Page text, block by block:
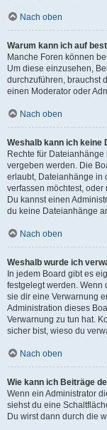
Nach oben
Warum kann ich auf
Manche Foren können
Um diese einzusehen,
durchzuführen, brauchst
einen Moderator oder
Nach oben
Weshalb kann ich keine
Rechte für
vergeben werden. Die
erlaubt, Dateianhänge in
verfassen möchtest,
Du kannst einen
du keine Dateianhänge
Nach oben
Weshalb wurde ich
In jedem Board gibt es
festgelegt werden. Wenn
sie dir eine Verwarnung
Administration dieses
Verwarnung zu tun hat.
sicher bist, wieso du
Nach oben
Wie kann ich Beiträge
Wenn ein Administrator
siehst du eine
Du wirst dann durch die